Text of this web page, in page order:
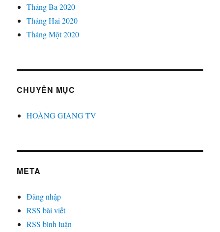
Tháng Ba 2020
Tháng Hai 2020
Tháng Một 2020
CHUYÊN MỤC
HOÀNG GIANG TV
META
Đăng nhập
RSS bài viết
RSS bình luận